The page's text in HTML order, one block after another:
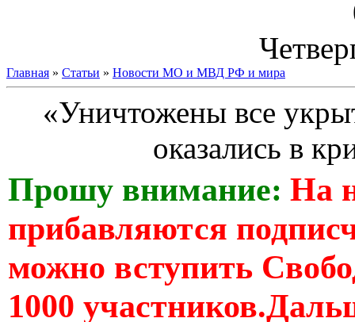
Главная » Статьи » Новости МО и МВД РФ и мира
«Уничтожены все
оказались в
Прошу внимание: На
прибавляются
можно вступить
1000